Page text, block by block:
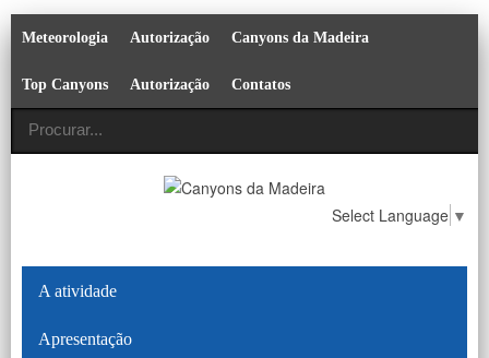
Meteorologia Autorização Canyons da Madeira
Top Canyons Autorização Contatos
Select Language ▼
A atividade
Apresentação